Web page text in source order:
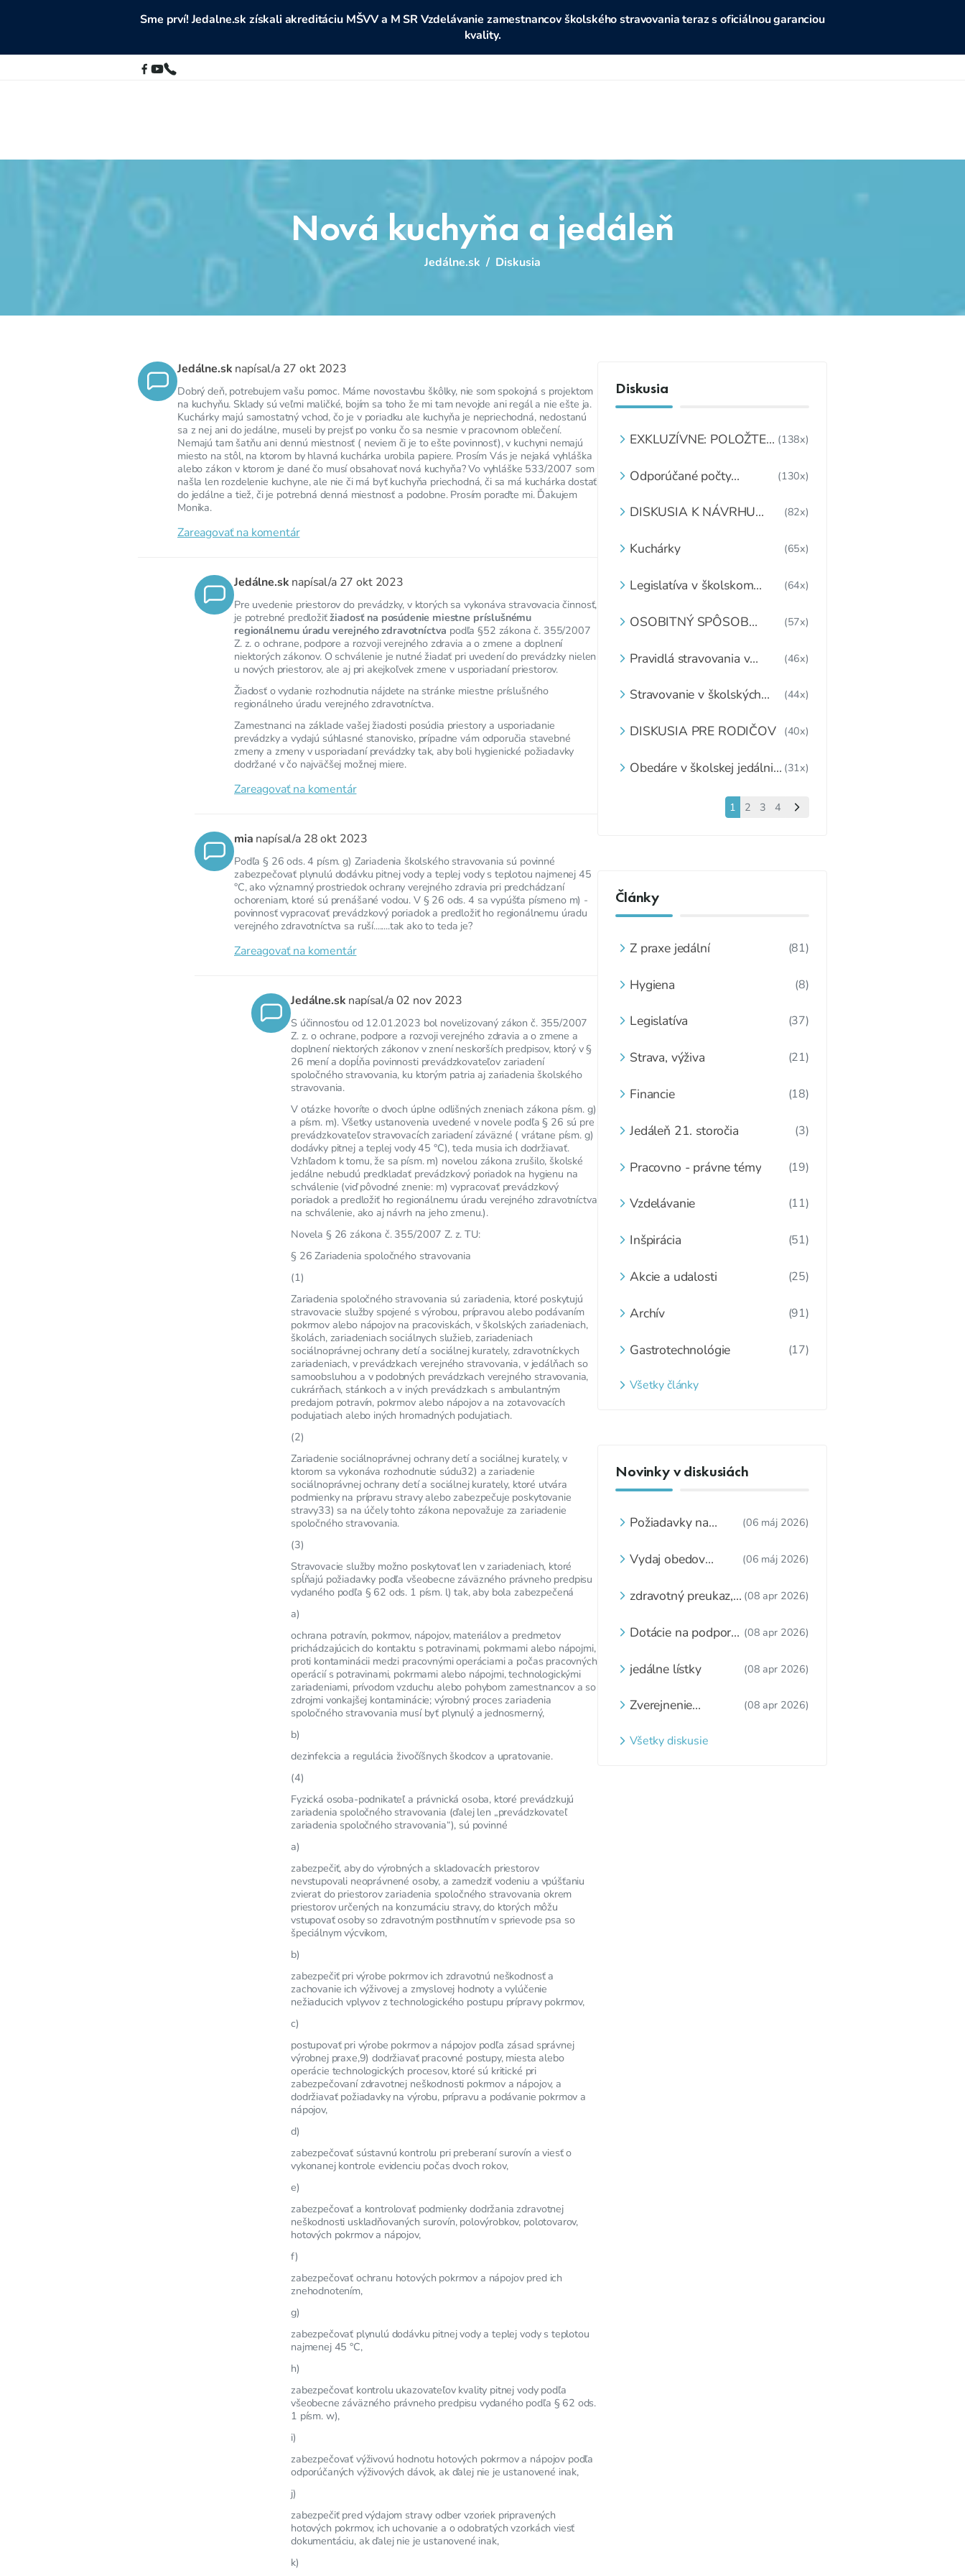
Sme prví! Jedalne.sk získali akreditáciu MŠVV a M SR Vzdelávanie zamestnancov školského stravovania teraz s oficiálnou garanciou
kvality.
Nová kuchyňa a jedáleň
Jedálne.sk / Diskusia
Jedálne.sk napísal/a 27 okt 2023
Dobrý deň, potrebujem vašu pomoc. Máme novostavbu škôlky, nie som spokojná s projektom
na kuchyňu. Sklady sú veľmi maličké, bojím sa toho že mi tam nevojde ani regál a nie ešte ja.
Kuchárky majú samostatný vchod, čo je v poriadku ale kuchyňa je nepriechodná, nedostanú
sa z nej ani do jedálne, museli by prejsť po vonku čo sa nesmie v pracovnom oblečení.
Nemajú tam šatňu ani dennú miestnosť ( neviem či je to ešte povinnosť), v kuchyni nemajú
miesto na stôl, na ktorom by hlavná kuchárka urobila papiere. Prosím Vás je nejaká vyhláška
alebo zákon v ktorom je dané čo musí obsahovať nová kuchyňa? Vo vyhláške 533/2007 som
našla len rozdelenie kuchyne, ale nie či má byť kuchyňa priechodná, či sa má kuchárka dostať
do jedálne a tiež, či je potrebná denná miestnosť a podobne. Prosím poraďte mi. Ďakujem
Monika.
Zareagovať na komentár
Jedálne.sk napísal/a 27 okt 2023
Pre uvedenie priestorov do prevádzky, v ktorých sa vykonáva stravovacia činnosť,
je potrebné predložiťžiadosť na posúdenie miestne príslušnému
regionálnemu úradu verejného zdravotníctva podľa §52 zákona č. 355/2007
Z. z. o ochrane, podpore a rozvoji verejného zdravia a o zmene a doplnení
niektorých zákonov. O schválenie je nutné žiadať pri uvedení do prevádzky nielen
u nových priestorov, ale aj pri akejkoľvek zmene v usporiadaní priestorov.
Žiadosť o vydanie rozhodnutia nájdete na stránke miestne príslušného
regionálneho úradu verejného zdravotníctva.
Zamestnanci na základe vašej žiadosti posúdia priestory a usporiadanie
prevádzky a vydajú súhlasné stanovisko, prípadne vám odporučia stavebné
zmeny a zmeny v usporiadaní prevádzky tak, aby boli hygienické požiadavky
dodržané v čo najväčšej možnej miere.
Zareagovať na komentár
mia napísal/a 28 okt 2023
Podľa § 26 ods. 4 písm. g) Zariadenia školského stravovania sú povinné
zabezpečovať plynulú dodávku pitnej vody a teplej vody s teplotou najmenej 45
°C, ako významný prostriedok ochrany verejného zdravia pri predchádzaní
ochoreniam, ktoré sú prenášané vodou. V § 26 ods. 4 sa vypúšťa písmeno m) -
povinnosť vypracovať prevádzkový poriadok a predložiť ho regionálnemu úradu
verejného zdravotníctva sa ruší........tak ako to teda je?
Zareagovať na komentár
Jedálne.sk napísal/a02 nov 2023
S účinnosťou od 12.01.2023 bol novelizovaný zákon č. 355/2007
Z. z. o ochrane, podpore a rozvoji verejného zdravia a o zmene a
doplnení niektorých zákonov v znení neskorších predpisov, ktorý v §
26 mení a dopĺňa povinnosti prevádzkovateľov zariadení
spoločného stravovania, ku ktorým patria aj zariadenia školského
stravovania.
V otázke hovoríte o dvoch úplne odlišných zneniach zákona písm. g)
a písm. m). Všetky ustanovenia uvedené v novele podľa § 26 sú pre
prevádzkovateľov stravovacích zariadení záväzné ( vrátane písm. g)
dodávky pitnej a teplej vody 45 °C), teda musia ich dodržiavať.
Vzhľadom k tomu, že sa písm. m) novelou zákona zrušilo, školské
jedálne nebudú predkladať prevádzkový poriadok na hygienu na
schválenie (viď pôvodné znenie: m) vypracovať prevádzkový
poriadok a predložiť ho regionálnemu úradu verejného zdravotníctva
na schválenie, ako aj návrh na jeho zmenu.).
Novela § 26 zákona č. 355/2007 Z. z. TU:
§ 26 Zariadenia spoločného stravovania
(1)
Zariadenia spoločného stravovania sú zariadenia, ktoré poskytujú
stravovacie služby spojené s výrobou, prípravou alebo podávaním
pokrmov alebo nápojov na pracoviskách, v školských zariadeniach,
školách, zariadeniach sociálnych služieb, zariadeniach
sociálnoprávnej ochrany detí a sociálnej kurately, zdravotníckych
zariadeniach, v prevádzkach verejného stravovania, v jedálňach so
samoobsluhou a v podobných prevádzkach verejného stravovania,
cukrárňach, stánkoch a v iných prevádzkach s ambulantným
predajom potravín, pokrmov alebo nápojov a na zotavovacích
podujatiach alebo iných hromadných podujatiach.
(2)
Zariadenie sociálnoprávnej ochrany detí a sociálnej kurately, v
ktorom sa vykonáva rozhodnutie súdu32) a zariadenie
sociálnoprávnej ochrany detí a sociálnej kurately, ktoré utvára
podmienky na prípravu stravy alebo zabezpečuje poskytovanie
stravy33) sa na účely tohto zákona nepovažuje za zariadenie
spoločného stravovania.
(3)
Stravovacie služby možno poskytovať len v zariadeniach, ktoré
spĺňajú požiadavky podľa všeobecne záväzného právneho predpisu
vydaného podľa § 62 ods. 1 písm. l) tak, aby bola zabezpečená
a)
ochrana potravín, pokrmov, nápojov, materiálov a predmetov
prichádzajúcich do kontaktu s potravinami, pokrmami alebo nápojmi,
proti kontaminácii medzi pracovnými operáciami a počas pracovných
operácií s potravinami, pokrmami alebo nápojmi, technologickými
zariadeniami, prívodom vzduchu alebo pohybom zamestnancov a so
zdrojmi vonkajšej kontaminácie; výrobný proces zariadenia
spoločného stravovania musí byť plynulý a jednosmerný,
b)
dezinfekcia a regulácia živočíšnych škodcov a upratovanie.
(4)
Fyzická osoba-podnikateľ a právnická osoba, ktoré prevádzkujú
zariadenia spoločného stravovania (ďalej len „prevádzkovateľ
zariadenia spoločného stravovania“), sú povinné
a)
zabezpečiť, aby do výrobných a skladovacích priestorov
nevstupovali neoprávnené osoby, a zamedziť vodeniu a vpúšťaniu
zvierat do priestorov zariadenia spoločného stravovania okrem
priestorov určených na konzumáciu stravy, do ktorých môžu
vstupovať osoby so zdravotným postihnutím v sprievode psa so
špeciálnym výcvikom,
b)
zabezpečiť pri výrobe pokrmov ich zdravotnú neškodnosť a
zachovanie ich výživovej a zmyslovej hodnoty a vylúčenie
nežiaducich vplyvov z technologického postupu prípravy pokrmov,
c)
postupovať pri výrobe pokrmov a nápojov podľa zásad správnej
výrobnej praxe,9) dodržiavať pracovné postupy, miesta alebo
operácie technologických procesov, ktoré sú kritické pri
zabezpečovaní zdravotnej neškodnosti pokrmov a nápojov, a
dodržiavať požiadavky na výrobu, prípravu a podávanie pokrmov a
nápojov,
d)
zabezpečovať sústavnú kontrolu pri preberaní surovín a viesť o
vykonanej kontrole evidenciu počas dvoch rokov,
e)
zabezpečovať a kontrolovať podmienky dodržania zdravotnej
neškodnosti uskladňovaných surovín, polovýrobkov, polotovarov,
hotových pokrmov a nápojov,
f)
zabezpečovať ochranu hotových pokrmov a nápojov pred ich
znehodnotením,
g)
zabezpečovať plynulú dodávku pitnej vody a teplej vody s teplotou
najmenej 45 °C,
h)
zabezpečovať kontrolu ukazovateľov kvality pitnej vody podľa
všeobecne záväzného právneho predpisu vydaného podľa § 62 ods.
1 písm. w),
i)
zabezpečovať výživovú hodnotu hotových pokrmov a nápojov podľa
odporúčaných výživových dávok, ak ďalej nie je ustanovené inak,
j)
zabezpečiť pred výdajom stravy odber vzoriek pripravených
hotových pokrmov, ich uchovanie a o odobratých vzorkách viesť
dokumentáciu, ak ďalej nie je ustanovené inak,
k)
Diskusia
EXKLUZÍVNE: POLOŽTE
(138x)
Odporúčané počty
(130x)
DISKUSIA K NÁVRHU
ZDARMA
(82x)
Kuchárky (65x)
Legislatíva v školskom
(64x)
OSOBITNÝ SPÔSOB
ŽIAKOV V ŠKOLSKOM
ZARIADENÍ
(57x)
Pravidlá stravovania v
(46x)
Stravovanie v školských
(44x)
DISKUSIA PRE RODIČOV (40x)
Obedáre v školskej jedálni a (31x)
1 2 3 4
Články
Z praxe jedální (81)
Hygiena (8)
Legislatíva (37)
Strava, výživa (21)
Financie (18)
Jedáleň 21. storočia (3)
Pracovno - právne témy (19)
Vzdelávanie (11)
Inšpirácia (51)
Akcie a udalosti (25)
Archív (91)
Gastrotechnológie (17)
Všetky články
Novinky v diskusiách
Požiadavky na
(06 máj 2026)
Vydaj obedov
zástupcovi
(06 máj 2026)
zdravotný preukaz,
zážitkové varenie
(08 apr 2026)
Dotácie na podporu (08 apr 2026)
jedálne lístky (08 apr 2026)
Zverejnenie
zaradených detí a
nezaradených detí
(08 apr 2026)
Všetky diskusie